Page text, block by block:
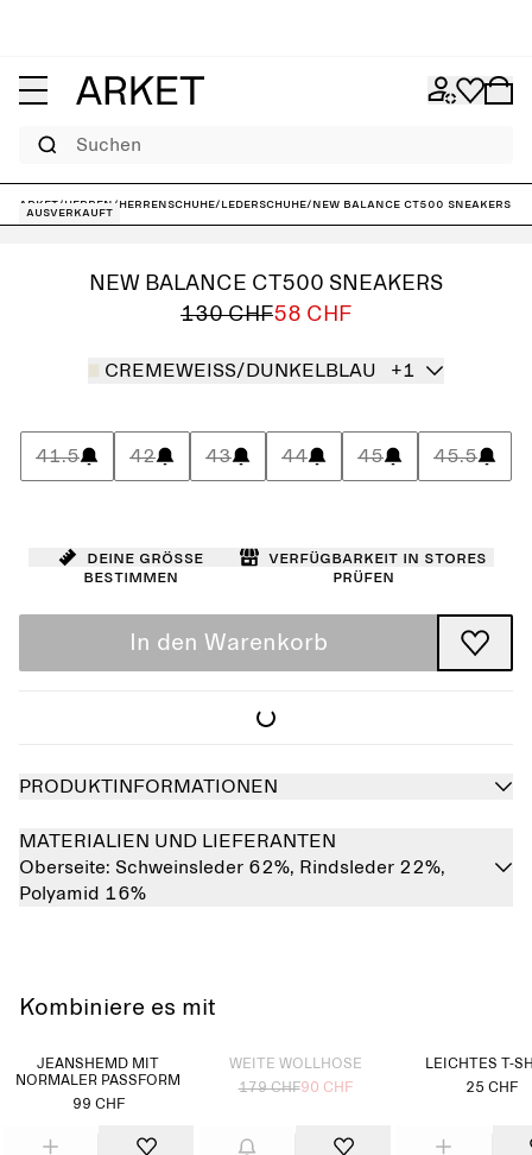
Suchen
ARKET/Herren /Herrenschuhe/Lederschuhe/New Balance CT500 Sneakers
Ausverkauft
NEW BALANCE CT500 SNEAKERS
130 CHF58 CHF
CREMEWEISS/DUNKELBLAU +1
41.5 42 43 44 45 45.5
Deine Größe
bestimmen
Verfügbarkeit in Stores
prüfen
In den Warenkorb
PRODUKTINFORMATIONEN
MATERIALIEN UND LIEFERANTEN
Oberseite: Schweinsleder 62%, Rindsleder 22%,
Polyamid 16%
Kombiniere es mit
JEANSHEMD MIT
NORMALER PASSFORM
99 CHF
WEITE WOLLHOSE
179 CHF90 CHF
LEICHTES T-
25 CHF